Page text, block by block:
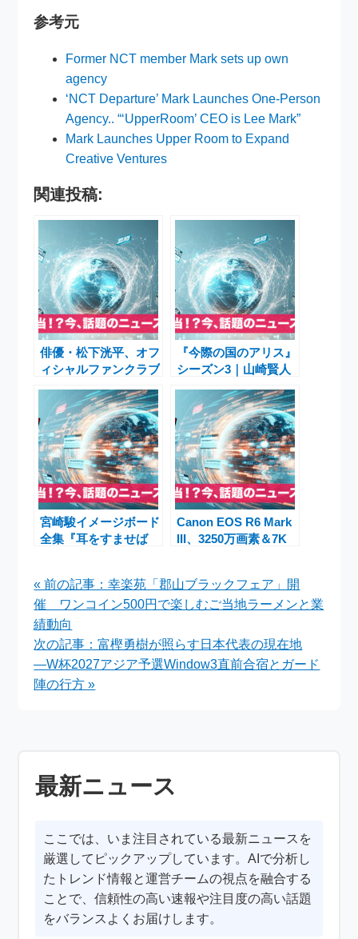
参考元
Former NCT member Mark sets up own
agency
‘NCT Departure’ Mark Launches One-Person
Agency.. “‘UpperRoom’ CEO is Lee Mark”
Mark Launches Upper Room to Expand
Creative Ventures
関連投稿:
俳優・松下洸平、オフ
ィシャルファンクラブ
プリとしてリニューア
ル
『今際の国のアリス』
シーズン3｜山崎賢人
な“げぇむ”のモチー
フと最新予告
宮崎駿イメージボード
全集『耳をすませば
Canon EOS R6 Mark
III、3250万画素＆7K
« 前の記事：幸楽苑「郡山ブラックフェア」開
催 ワンコイン500円で楽しむご当地ラーメンと業
績動向
次の記事：富樫勇樹が照らす日本代表の現在地
―W杯2027アジア予選Window3直前合宿とガード
陣の行方 »
最新ニュース
ここでは、いま注目されている最新ニュースを
厳選してピックアップしています。AIで分析し
たトレンド情報と運営チームの視点を融合する
ことで、信頼性の高い速報や注目度の高い話題
をバランスよくお届けします。